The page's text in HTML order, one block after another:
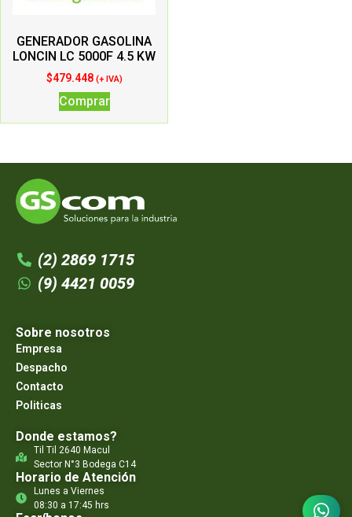
GENERADOR GASOLINA
LONCIN LC 5000F 4.5 KW
$479.448 (+ IVA)
Comprar
(2) 2869 1715
(9) 4421 0059
Sobre nosotros
Empresa
Despacho
Contacto
Politicas
Donde estamos?
Til Til 2640 Macul
Sector N°3 Bodega C14
Horario de Atención
Lunes a Viernes
08:30 a 17:45 hrs